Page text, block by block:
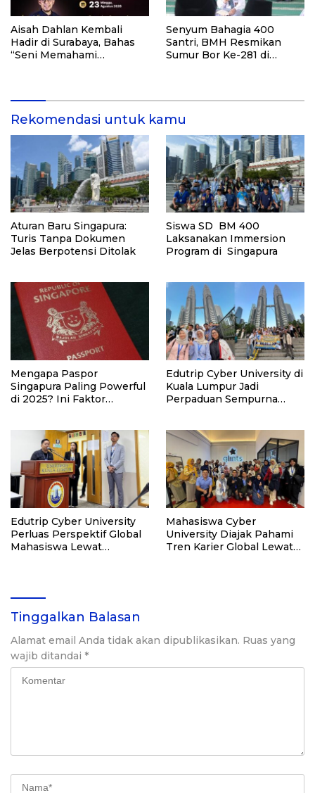
Aisah Dahlan Kembali
Hadir di Surabaya, Bahas
“Seni Memahami
Senyum Bahagia 400
Santri, BMH Resmikan
Sumur Bor Ke-281 di
Rekomendasi untuk kamu
Aturan Baru Singapura:
Turis Tanpa Dokumen
Jelas Berpotensi Ditolak
Siswa SD BM 400
Laksanakan Immersion
Program di Singapura
Mengapa Paspor
Singapura Paling Powerful
di 2025? Ini Faktor
Edutrip Cyber University di
Kuala Lumpur Jadi
Perpaduan Sempurna
Edutrip Cyber University
Perluas Perspektif Global
Mahasiswa Lewat
Mahasiswa Cyber
University Diajak Pahami
Tren Karier Global Lewat
Tinggalkan Balasan
Alamat email Anda tidak akan dipublikasikan. Ruas yang
wajib ditandai *